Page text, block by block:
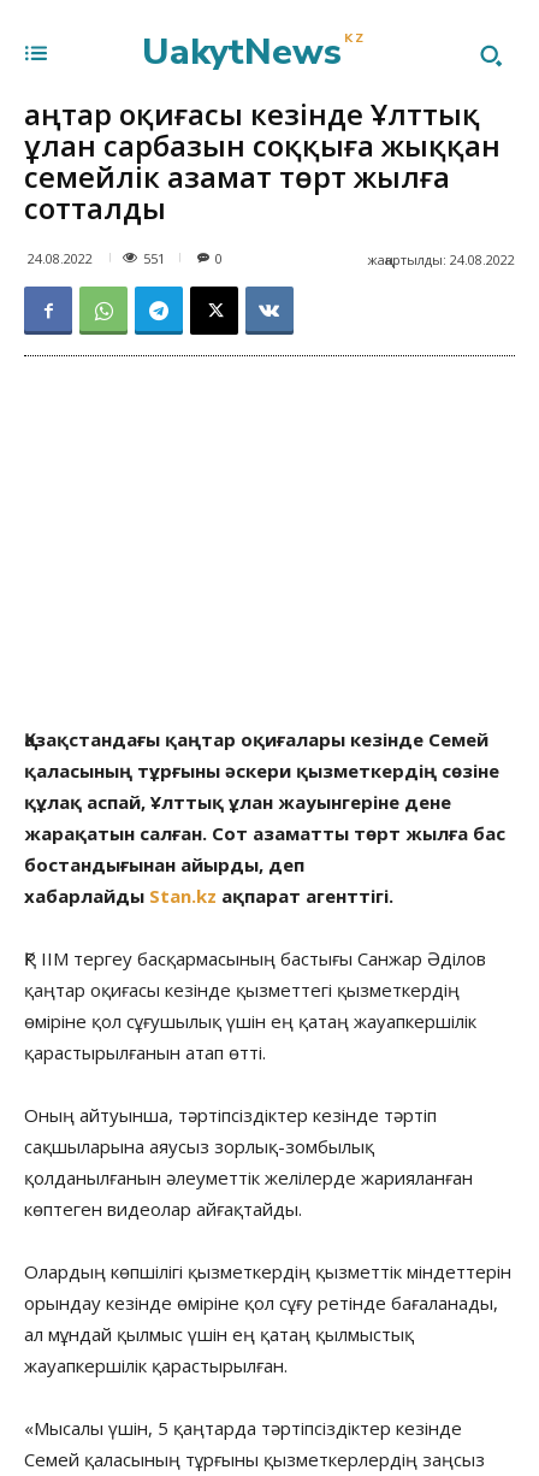
UakytNews KZ
Қаңтар оқиғасы кезінде Ұлттық
ұлан сарбазын соққыға жыққан
семейлік азамат төрт жылға
сотталды
24.08.2022 551 жаңартылды: 24.08.2022
0
Қазақстандағы қаңтар оқиғалары кезінде Семей
қаласының тұрғыны әскери қызметкердің сөзіне
құлақ аспай, Ұлттық ұлан жауынгеріне дене
жарақатын салған. Сот азаматты төрт жылға бас
бостандығынан айырды, деп
хабарлайды Stan.kz ақпарат агенттігі.
ҚР ІІМ тергеу басқармасының бастығы Санжар Әділов
қаңтар оқиғасы кезінде қызметтегі қызметкердің
өміріне қол сұғушылық үшін ең қатаң жауапкершілік
қарастырылғанын атап өтті.
Оның айтуынша, тәртіпсіздіктер кезінде тәртіп
сақшыларына аяусыз зорлық-зомбылық
қолданылғанын әлеуметтік желілерде жарияланған
көптеген видеолар айғақтайды.
Олардың көпшілігі қызметкердің қызметтік міндеттерін
орындау кезінде өміріне қол сұғу ретінде бағаланады,
ал мұндай қылмыс үшін ең қатаң қылмыстық
жауапкершілік қарастырылған.
«Мысалы үшін, 5 қаңтарда тәртіпсіздіктер кезінде
Семей қаласының тұрғыны қызметкерлердің заңсыз